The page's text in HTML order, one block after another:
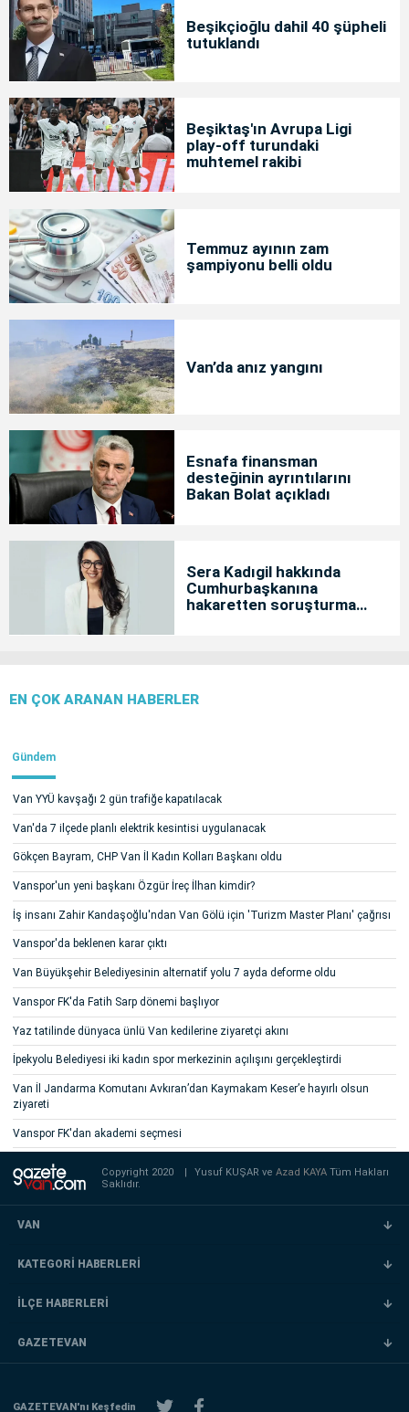
Beşikçioğlu dahil 40 şüpheli
tutuklandı
Beşiktaş'ın Avrupa Ligi
play-off turundaki
muhtemel rakibi
Temmuz ayının zam
şampiyonu belli oldu
Van’da anız yangını
Esnafa finansman
desteğinin ayrıntılarını
Bakan Bolat açıkladı
Sera Kadıgil hakkında
Cumhurbaşkanına
hakaretten soruşturma
EN ÇOK ARANAN HABERLER
Gündem
Van YYÜ kavşağı 2 gün trafiğe kapatılacak
Van'da 7 ilçede planlı elektrik kesintisi uygulanacak
Gökçen Bayram, CHP Van İl Kadın Kolları Başkanı oldu
Vanspor'un yeni başkanı Özgür İreç İlhan kimdir?
İş insanı Zahir Kandaşoğlu'ndan Van Gölü için 'Turizm Master Planı' çağrısı
Vanspor'da beklenen karar çıktı
Van Büyükşehir Belediyesinin alternatif yolu 7 ayda deforme oldu
Vanspor FK'da Fatih Sarp dönemi başlıyor
Yaz tatilinde dünyaca ünlü Van kedilerine ziyaretçi akını
İpekyolu Belediyesi iki kadın spor merkezinin açılışını gerçekleştirdi
Van İl Jandarma Komutanı Avkıran’dan Kaymakam Keser’e hayırlı olsun
ziyareti
Vanspor FK'dan akademi seçmesi
Copyright 2020 Yusuf KUŞAR veAzad KAYATüm Hakları
Saklıdır.
VAN
KATEGORİ HABERLERİ
İLÇE HABERLERİ
GAZETEVAN
GAZETEVAN'nı Keşfedin